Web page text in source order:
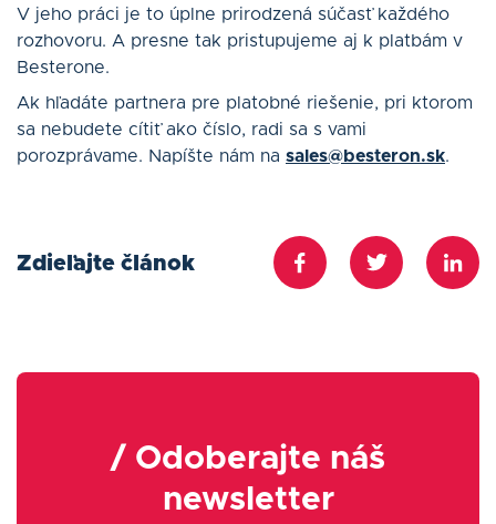
V jeho práci je to úplne prirodzená súčasť každého
rozhovoru. A presne tak pristupujeme aj k platbám v
Besterone.
Ak hľadáte partnera pre platobné riešenie, pri ktorom
sa nebudete cítiť ako číslo, radi sa s vami
porozprávame. Napíšte nám na sales@besteron.sk.
Zdieľajte článok
/ Odoberajte náš
newsletter